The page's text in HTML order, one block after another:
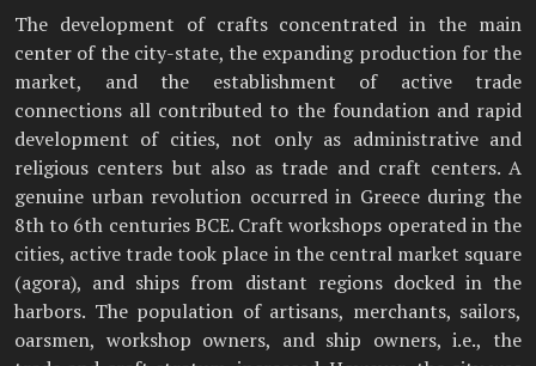
The development of crafts concentrated in the main
center of the city-state, the expanding production for the
market, and the establishment of active trade
connections all contributed to the foundation and rapid
development of cities, not only as administrative and
religious centers but also as trade and craft centers. A
genuine urban revolution occurred in Greece during the
8th to 6th centuries BCE. Craft workshops operated in the
cities, active trade took place in the central market square
(agora), and ships from distant regions docked in the
harbors. The population of artisans, merchants, sailors,
oarsmen, workshop owners, and ship owners, i.e., the